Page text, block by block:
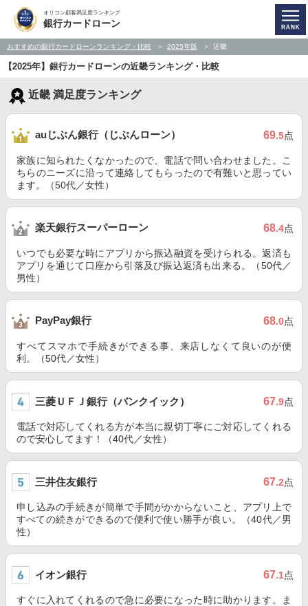
オリコン顧客満足度ランキング
銀行カードローン
おすすめの銀行カードローンランキング・比較 2025年版 近畿
【2025年】銀行カードローンの近畿ランキング・比較
近畿 満足度ランキング
auじぶん銀行（じぶんローン） 69.5点
家族に知られたくなかったので、電話で問い合わせました。こ
ちらのニーズに沿って連絡してもらったので有難いと思ってい
ます。（50代／女性）
楽天銀行スーパーローン 68.4点
いつでも必要な時にアプリから振込融資を受けられる。返済も
アプリを通じて口座から引落及び振込返済も出来る。（50代／
男性）
PayPay銀行 68.0点
すべてスマホで手続きができる事、来店しなくて良いのが便
利。（50代／女性）
三菱ＵＦＪ銀行（バンクイック） 67.9点
電話で対応してくれる方が本当に親切丁寧にご対応してくれる
ので安心してます！（40代／女性）
三井住友銀行 67.2点
申し込みの手続きが簡単で手間がかからないこと、アプリ上で
すべての続きができるので便利で使い勝手が良い。（40代／男
性）
イオン銀行 67.1点
すぐに入れてくれるので急に必要になった時に助かります。ま